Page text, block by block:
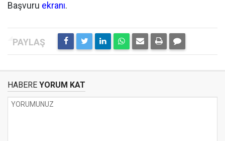
Başvuru ekranı.
HABERE YORUM KAT